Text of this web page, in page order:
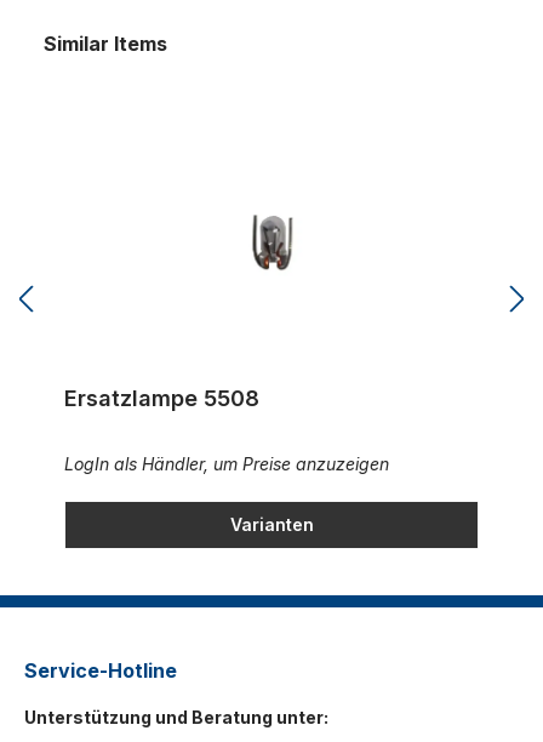
Similar Items
Ersatzlampe 5508
LogIn als Händler, um Preise anzuzeigen
Varianten
Service-Hotline
Unterstützung und Beratung unter: